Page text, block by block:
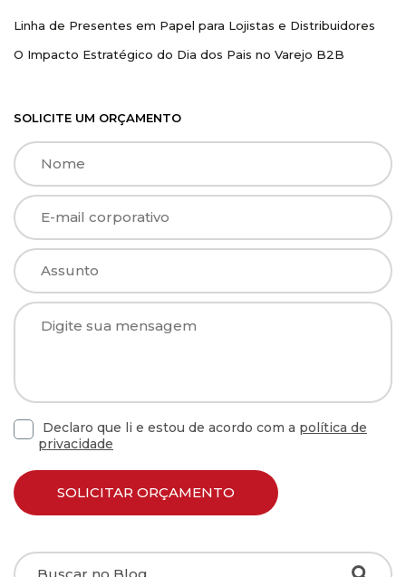
Linha de Presentes em Papel para Lojistas e Distribuidores
O Impacto Estratégico do Dia dos Pais no Varejo B2B
SOLICITE UM ORÇAMENTO
Declaro que li e estou de acordo com a política de
privacidade